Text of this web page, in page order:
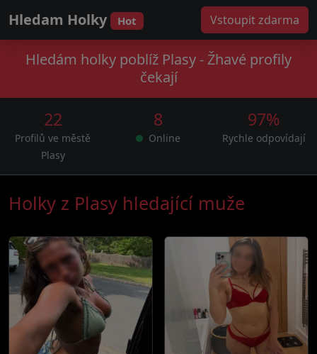
Hledam Holky Hot Vstoupit zdarma
Hledám holky poblíž Plasy - Žhavé profily
čekají
22
Profilů ve městě
Plasy
8
Online
97%
Rychle odpovídají
Holky z Plasy hledající muže